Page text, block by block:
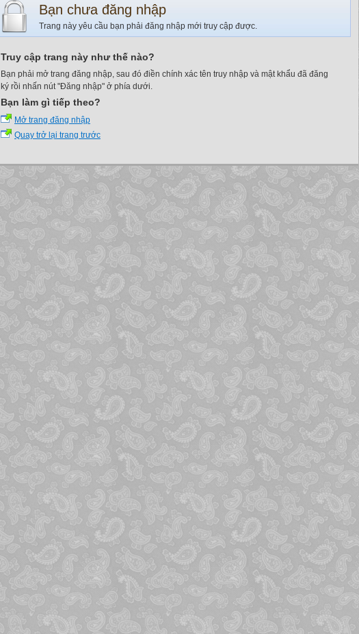
Bạn chưa đăng nhập
Trang này yêu cầu bạn phải đăng nhập mới truy cập được.
Truy cập trang này như thế nào?
Bạn phải mở trang đăng nhập, sau đó điền chính xác tên truy nhập và mật khẩu đã đăng
ký rồi nhấn nút "Đăng nhập" ở phía dưới.
Bạn làm gì tiếp theo?
Mở trang đăng nhập
Quay trở lại trang trước